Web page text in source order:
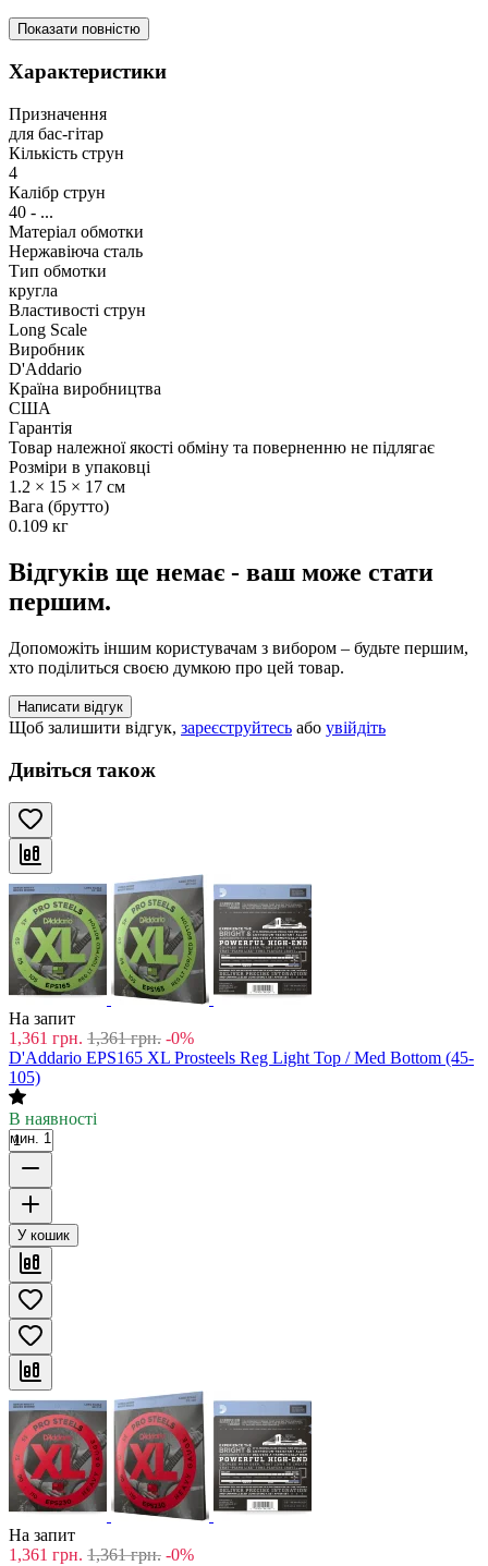
Показати повністю
Характеристики
Призначення
для бас-гітар
Кількість струн
4
Калібр струн
40 - ...
Матеріал обмотки
Нержавіюча сталь
Тип обмотки
кругла
Властивості струн
Long Scale
Виробник
D'Addario
Країна виробництва
США
Гарантія
Товар належної якості обміну та поверненню не підлягає
Розміри в упаковці
1.2 × 15 × 17 см
Вага (брутто)
0.109 кг
Відгуків ще немає - ваш може стати
першим.
Допоможіть іншим користувачам з вибором – будьте першим,
хто поділиться своєю думкою про цей товар.
Написати відгук
Щоб залишити відгук, зареєструйтесь або увійдіть
Дивіться також
На запит
1,361 грн. 1,361 грн. -0%
D'Addario EPS165 XL Prosteels Reg Light Top / Med Bottom (45-
105)
В наявності
мин. 1
У кошик
На запит
1,361 грн. 1,361 грн. -0%